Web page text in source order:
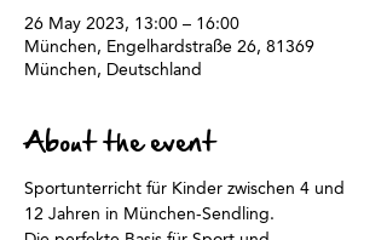
26 May 2023, 13:00 – 16:00
München, Engelhardstraße 26, 81369
München, Deutschland
About the event
Sportunterricht für Kinder zwischen 4 und
12 Jahren in München-Sendling.